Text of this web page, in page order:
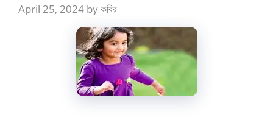
April 25, 2024 byকবির